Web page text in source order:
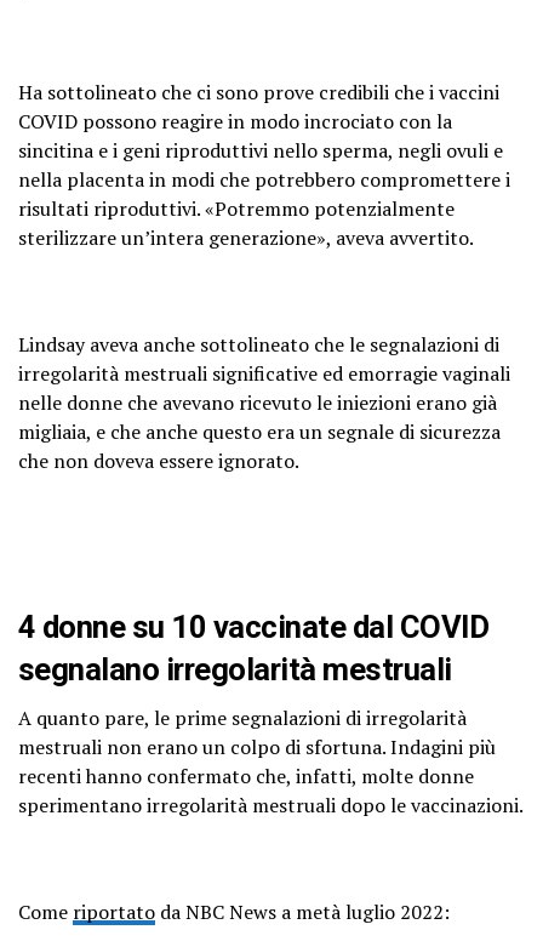
Ha sottolineato che ci sono prove credibili che i vaccini
COVID possono reagire in modo incrociato con la
sincitina e i geni riproduttivi nello sperma, negli ovuli e
nella placenta in modi che potrebbero compromettere i
risultati riproduttivi. «Potremmo potenzialmente
sterilizzare un’intera generazione», aveva avvertito.
Lindsay aveva anche sottolineato che le segnalazioni di
irregolarità mestruali significative ed emorragie vaginali
nelle donne che avevano ricevuto le iniezioni erano già
migliaia, e che anche questo era un segnale di sicurezza
che non doveva essere ignorato.
4 donne su 10 vaccinate dal COVID
segnalano irregolarità mestruali
A quanto pare, le prime segnalazioni di irregolarità
mestruali non erano un colpo di sfortuna. Indagini più
recenti hanno confermato che, infatti, molte donne
sperimentano irregolarità mestruali dopo le vaccinazioni.
Come riportato da NBC News a metà luglio 2022: